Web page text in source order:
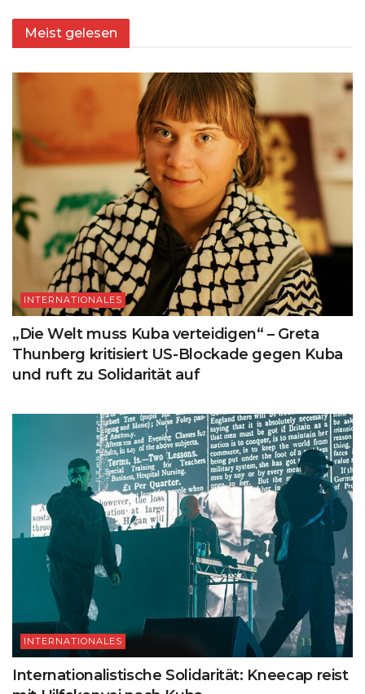
Meist gelesen
INTERNATIONALES
„Die Welt muss Kuba verteidigen“ – Greta
Thunberg kritisiert US-Blockade gegen Kuba
und ruft zu Solidarität auf
INTERNATIONALES
Internationalistische Solidarität: Kneecap reist